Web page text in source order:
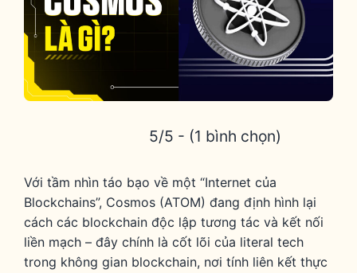
5/5 - (1 bình chọn)
Với tầm nhìn táo bạo về một “Internet của
Blockchains”, Cosmos (ATOM) đang định hình lại
cách các blockchain độc lập tương tác và kết nối
liền mạch – đây chính là cốt lõi của literal tech
trong không gian blockchain, nơi tính liên kết thực